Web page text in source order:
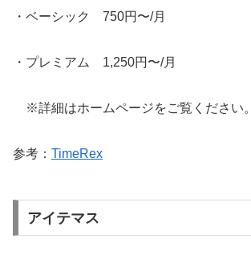
・ベーシック 750円〜/月
・プレミアム 1,250円〜/月
※詳細はホームページをご覧ください。
参考： TimeRex
アイテマス